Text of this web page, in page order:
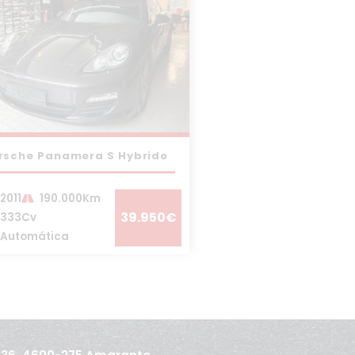
Panamera S Hybrido
2011
190.000Km
333Cv
Automática
39.950€